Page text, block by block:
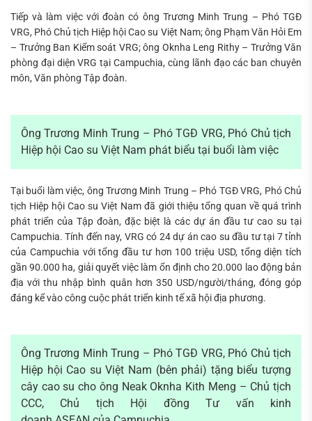
Tiếp và làm việc với đoàn có ông Trương Minh Trung – Phó TGĐ
VRG, Phó Chủ tịch Hiệp hội Cao su Việt Nam; ông Phạm Văn Hỏi Em
– Trưởng Ban Kiểm soát VRG; ông Oknha Leng Rithy – Trưởng Văn
phòng đại diện VRG tại Campuchia, cùng lãnh đạo các ban chuyên
môn, Văn phòng Tập đoàn.
Ông Trương Minh Trung – Phó TGĐ VRG, Phó Chủ tịch
Hiệp hội Cao su Việt Nam phát biểu tại buổi làm việc
Tại buổi làm việc, ông Trương Minh Trung – Phó TGĐ VRG, Phó Chủ
tịch Hiệp hội Cao su Việt Nam đã giới thiệu tổng quan về quá trình
phát triển của Tập đoàn, đặc biệt là các dự án đầu tư cao su tại
Campuchia. Tính đến nay, VRG có 24 dự án cao su đầu tư tại 7 tỉnh
của Campuchia với tổng đầu tư hơn 100 triệu USD, tổng diện tích
gần 90.000 ha, giải quyết việc làm ổn định cho 20.000 lao động bản
địa với thu nhập bình quân hơn 350 USD/người/tháng, đóng góp
đáng kể vào công cuộc phát triển kinh tế xã hội địa phương.
Ông Trương Minh Trung – Phó TGĐ VRG, Phó Chủ tịch
Hiệp hội Cao su Việt Nam (bên phải) tặng biểu tượng
cây cao su cho ông Neak Oknha Kith Meng – Chủ tịch
CCC, Chủ tịch Hội đồng Tư vấn kinh